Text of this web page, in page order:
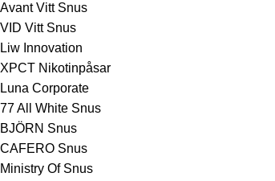
Avant Vitt Snus
VID Vitt Snus
Liw Innovation
XPCT Nikotinpåsar
Luna Corporate
77 All White Snus
BJÖRN Snus
CAFERO Snus
Ministry Of Snus